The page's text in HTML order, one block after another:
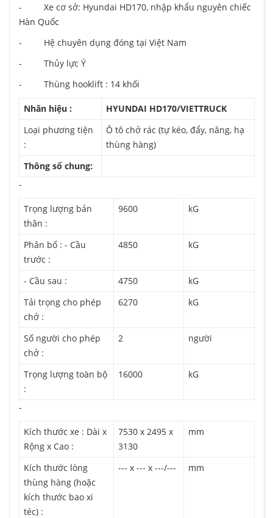
- Xe cơ sở: Hyundai HD170, nhập khẩu nguyên chiếc
Hàn Quốc
- Hệ chuyên dụng đóng tại Việt Nam
- Thủy lực Ý
- Thùng hooklift : 14 khối
Nhãn hiệu :
HYUNDAI HD170/VIETTRUCK
Loại phương tiện
:
Ô tô chở rác (tự kéo, đẩy, nâng, hạ
thùng hàng)
Thông số chung:
-
Trọng lượng bản
thân :
9600 kG
Phân bố : - Cầu
trước :
4850 kG
- Cầu sau : 4750
kG
Tải trọng cho phép
chở :
6270 kG
Số người cho phép
chở :
2 người
Trọng lượng toàn bộ
:
16000 kG
-
Kích thước xe : Dài x
Rộng x Cao :
7530 x 2495 x
3130
mm
Kích thước lòng
thùng hàng (hoặc
kích thước bao xi
téc) :
--- x --- x ---/--- mm